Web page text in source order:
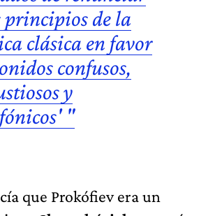
principios de la
clásica en favor
confusos,
y
"
que Prokófiev era un